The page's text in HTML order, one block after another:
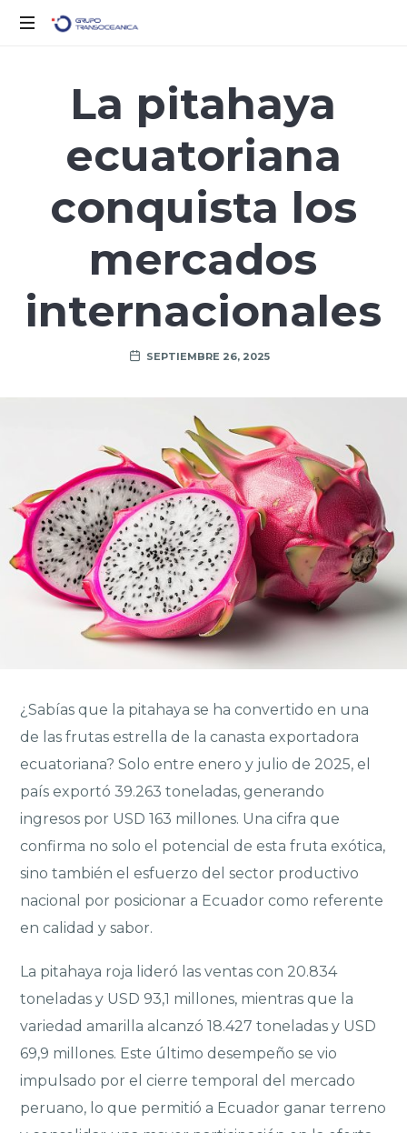
La pitahaya
ecuatoriana
conquista los
mercados
internacionales
SEPTIEMBRE 26, 2025
¿Sabías que la pitahaya se ha convertido en una
de las frutas estrella de la canasta exportadora
ecuatoriana? Solo entre enero y julio de 2025, el
país exportó 39.263 toneladas, generando
ingresos por USD 163 millones. Una cifra que
confirma no solo el potencial de esta fruta exótica,
sino también el esfuerzo del sector productivo
nacional por posicionar a Ecuador como referente
en calidad y sabor.
La pitahaya roja lideró las ventas con 20.834
toneladas y USD 93,1 millones, mientras que la
variedad amarilla alcanzó 18.427 toneladas y USD
69,9 millones. Este último desempeño se vio
impulsado por el cierre temporal del mercado
peruano, lo que permitió a Ecuador ganar terreno